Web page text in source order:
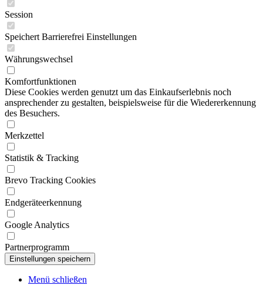
Session
Speichert Barrierefrei Einstellungen
Währungswechsel
Komfortfunktionen
Diese Cookies werden genutzt um das Einkaufserlebnis noch
ansprechender zu gestalten, beispielsweise für die Wiedererkennung
des Besuchers.
Merkzettel
Statistik & Tracking
Brevo Tracking Cookies
Endgeräteerkennung
Google Analytics
Partnerprogramm
Menü schließen